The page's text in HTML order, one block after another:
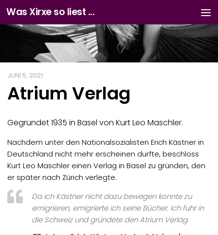
Zum Inhalt springen
Was Xirxe so liest ...
JUNI 5, 2021
Atrium Verlag
Gegründet 1935 in Basel von Kurt Leo Maschler.
Nachdem unter den Nationalsozialisten Erich Kästner in
Deutschland nicht mehr erscheinen durfte, beschloss
Kurt Leo Maschler einen Verlag in Basel zu gründen, den
er später nach Zürich verlegte.
Da ich Kästner nicht dazu bewegen konnte zu
emigrieren, emigrierte ich seine Bücher. Ich fuhr in
die Schweiz und gründete den Atrium Verlag.